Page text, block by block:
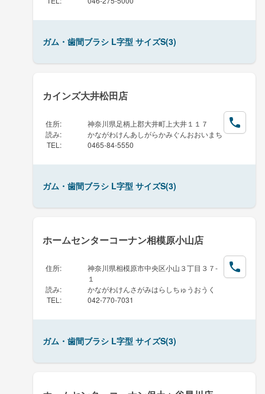
ガム・歯間ブラシ L字型 サイズS(3)
カインズ大井松田店
住所:
神奈川県足柄上郡大井町上大井１１７
読み:
かながわけんあしがらかみぐんおおいまち
TEL : 0465-84-5550
ガム・歯間ブラシ L字型 サイズS(3)
ホームセンターコーナン相模原小山店
住所:
神奈川県相模原市中央区小山３丁目３７-
１
読み:
かながわけんさがみはらしちゅうおうく
TEL : 042-770-7031
ガム・歯間ブラシ L字型 サイズS(3)